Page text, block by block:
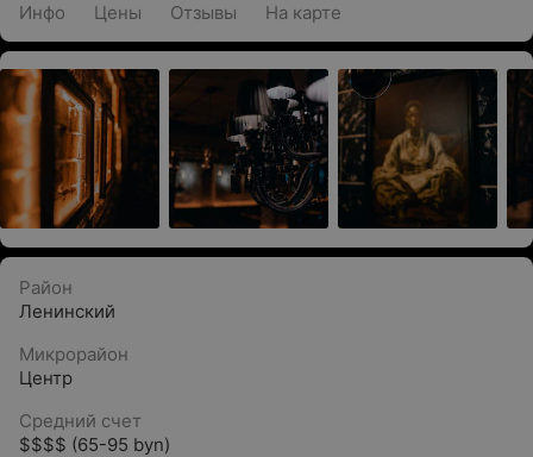
Инфо Цены Отзывы На карте
Район
Ленинский
Микрорайон
Центр
Средний счет
$$$$ (65-95 byn)